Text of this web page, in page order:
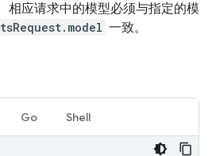
相应请求中的模型必须与指定的模
一致。
Go Shell